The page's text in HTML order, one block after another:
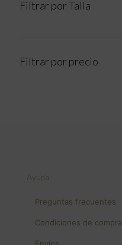
Filtrar por Talla
Filtrar por precio
Ayuda
Preguntas frecuentes
Condiciones de compra